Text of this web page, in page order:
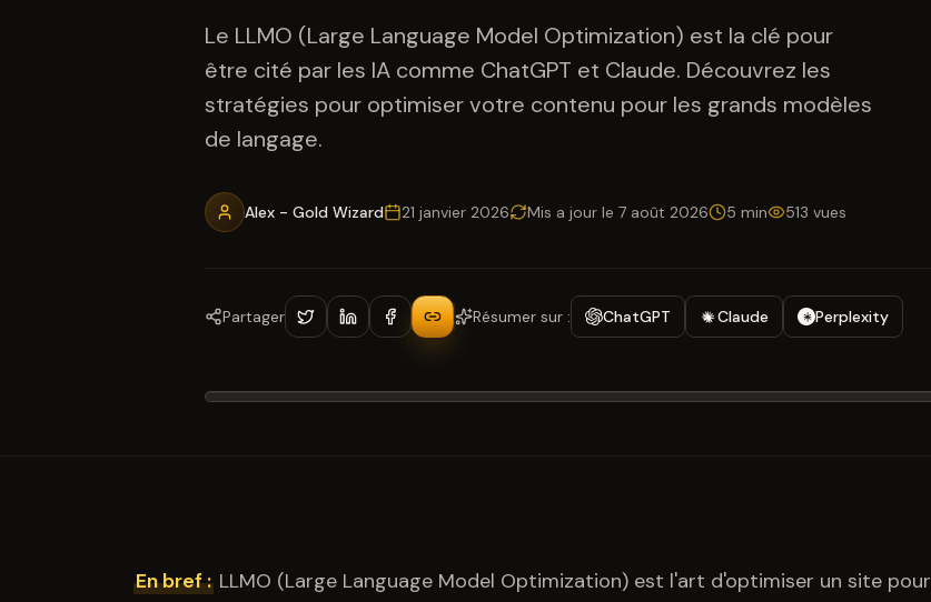
Le LLMO (Large Language Model Optimization) est la clé pour
être cité par les IA comme ChatGPT et Claude. Découvrez les
stratégies pour optimiser votre contenu pour les grands modèles
de langage.
Alex - Gold Wizard 21 janvier 2026 Mis a jour le 7 août 2026 5 min 513 vues
Partager Résumer sur : ChatGPT Claude Perplexity
En bref :LLMO (Large Language Model Optimization) est l'art d'optimiser un site pour